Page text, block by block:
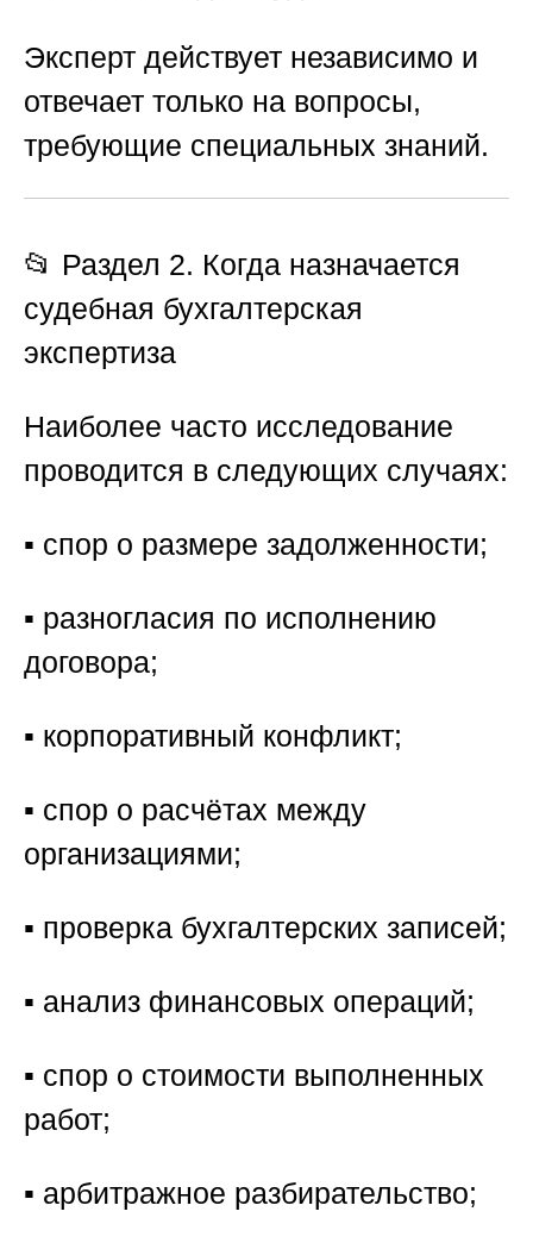
Эксперт действует независимо и
отвечает только на вопросы,
требующие специальных знаний.
📂 Раздел 2. Когда назначается
судебная бухгалтерская
экспертиза
Наиболее часто исследование
проводится в следующих случаях:
▪️ спор о размере задолженности;
▪️ разногласия по исполнению
договора;
▪️ корпоративный конфликт;
▪️ спор о расчётах между
организациями;
▪️ проверка бухгалтерских записей;
▪️ анализ финансовых операций;
▪️ спор о стоимости выполненных
работ;
▪️ арбитражное разбирательство;